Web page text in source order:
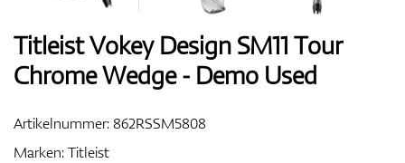
Trolleys
Titleist Vokey Design SM11 Tour
Chrome Wedge - Demo Used
Artikelnummer:862RSSM5808
Marken:Titleist